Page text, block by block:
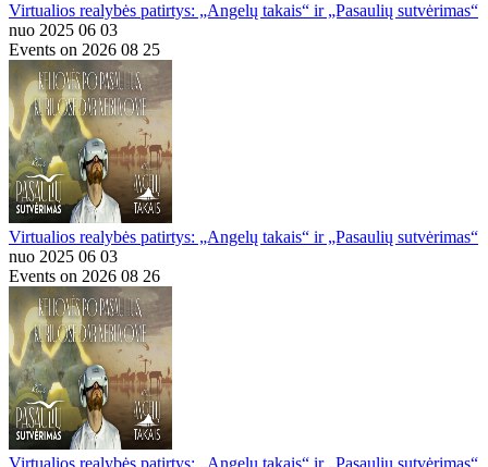
Virtualios realybės patirtys: „Angelų takais“ ir „Pasaulių sutvėrimas“
nuo 2025 06 03
Events on 2026 08 25
Virtualios realybės patirtys: „Angelų takais“ ir „Pasaulių sutvėrimas“
nuo 2025 06 03
Events on 2026 08 26
Virtualios realybės patirtys: „Angelų takais“ ir „Pasaulių sutvėrimas“